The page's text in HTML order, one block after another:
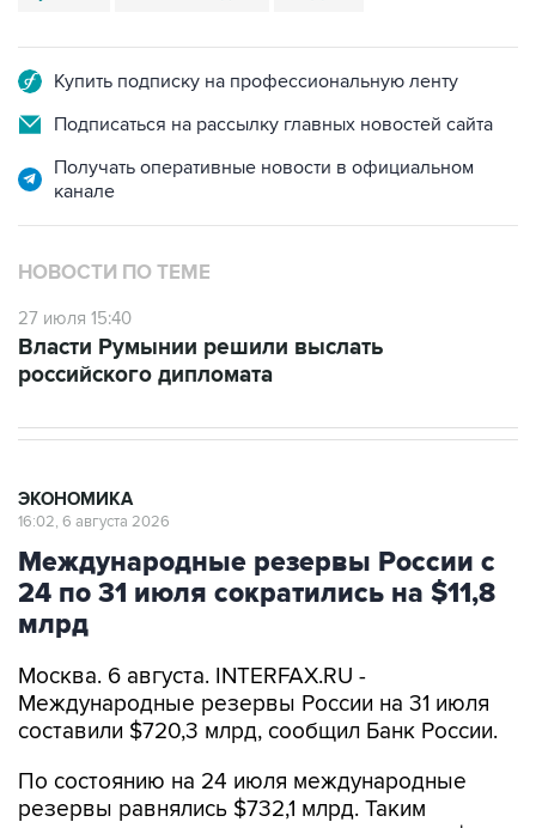
Подписаться на рассылку главных новостей сайта
Получать оперативные новости в официальном
НОВОСТИ ПО ТЕМЕ
27 июля 15:40
российского дипломата
Международные резервы России с
24 по 31 июля сократились на $11,8
млрд
Москва. 6 августа. INTERFAX.RU -
составили $720,3 млрд, сообщил Банк России.
По состоянию на 24 июля международные
образом, за неделю они уменьшились на $11,8
млрд.